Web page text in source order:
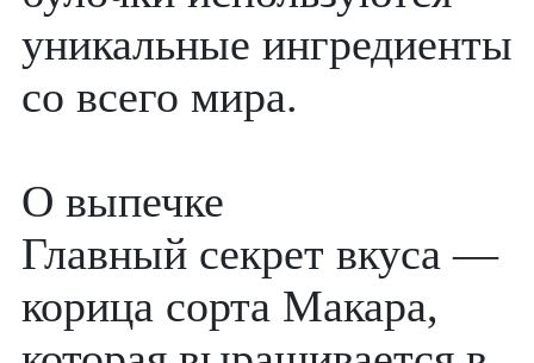
уникальные ингредиенты
со всего мира.
О выпечке
Главный секрет вкуса —
корица сорта Макара,